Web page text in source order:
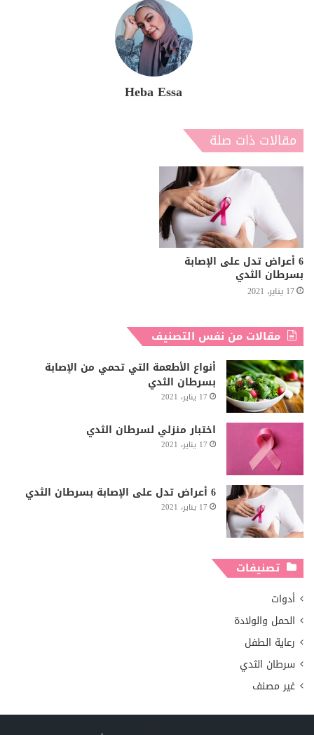
Heba Essa
مقالات ذات صلة
6 أعراض تدل على الإصابة
بسرطان الثدي
17 يناير، 2021
مقالات من نفس التصنيف
أنواع الأطعمة التي تحمي من الإصابة
بسرطان الثدي
17 يناير، 2021
اختبار منزلي لسرطان الثدي
17 يناير، 2021
6 أعراض تدل على الإصابة بسرطان الثدي
17 يناير، 2021
تصنيفات
أدوات
الحمل والولادة
رعاية الطفل
سرطان الثدي
غير مصنف